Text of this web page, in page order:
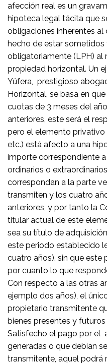
afección real es un
hipoteca legal tácita que
obligaciones inherentes
hecho de estar sometidos
obligatoriamente (LPH) al
propiedad horizontal. Un
Yúfera, prestigioso
Horizontal, se basa en
cuotas de 3 meses del
anteriores, este será el
pero el elemento privativo
etc.) está afecto a una
importe correspondiente
ordinarios o
correspondan a la parte
transmiten y los cuatro
anteriores, y por tanto la
titular actual de este
sea su título de
este periodo establecido
cuatro años), sin que este
por cuanto lo que
Con respecto a las otras
ejemplo dos años), el
propietario transmitente
bienes presentes y
Satisfecho el pago por el
generadas o que debían
transmitente, aquel podrá